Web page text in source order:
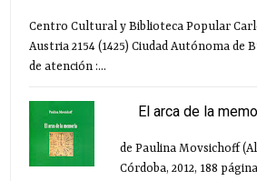
Centro Cultural y Biblioteca Popular
Austria 2154 (1425) Ciudad Autónoma de
de atención :...
El arca de la
de Paulina Movsichoff
Córdoba, 2012, 188